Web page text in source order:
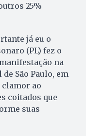
25%
já eu o
(PL) fez o
na
São Paulo, em
clamor ao
coitados que
suas